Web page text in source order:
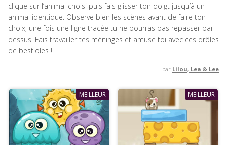
clique sur l’animal choisi puis fais glisser ton doigt jusqu’à un
animal identique. Observe bien les scènes avant de faire ton
choix, une fois une ligne tracée tu ne pourras pas repasser par
dessus. Fais travailler tes méninges et amuse toi avec ces drôles
de bestioles !
par Lilou, Lea & Lee
MEILLEUR MEILLEUR